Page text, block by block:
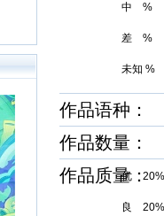
中 %
差 %
未知 %
作品语种：
作品数量
作品质量优 20%
良 20%